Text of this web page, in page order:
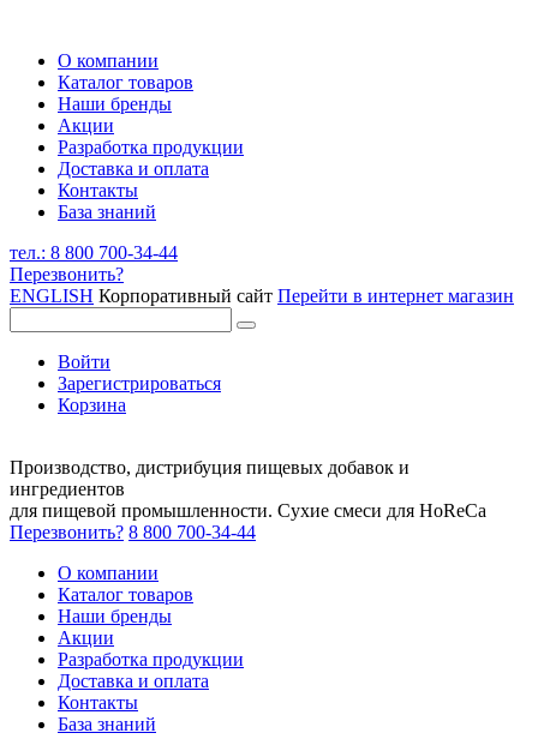
О компании
Каталог товаров
Наши бренды
Акции
Разработка продукции
Доставка и оплата
Контакты
База знаний
тел.: 8 800 700-34-44
Перезвонить?
ENGLISH Корпоративный сайт Перейти в интернет магазин
Войти
Зарегистрироваться
Корзина
Производство, дистрибуция пищевых добавок и
ингредиентов
для пищевой промышленности. Сухие смеси для HoReCa
Перезвонить? 8 800 700-34-44
О компании
Каталог товаров
Наши бренды
Акции
Разработка продукции
Доставка и оплата
Контакты
База знаний